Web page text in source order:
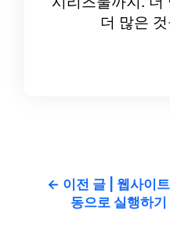
더 많은
← 이전 글 | 웹사이
동으로 실행하